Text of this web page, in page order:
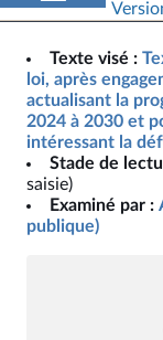
Texte visé :
loi, après
actualisant la
2024 à 2030 et
intéressant la
Stade de
saisie)
Examiné par :
publique)